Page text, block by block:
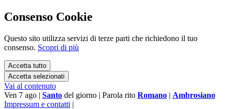
Consenso Cookie
Questo sito utilizza servizi di terze parti che richiedono il tuo
consenso. Scopri di più
Accetta tutto
Accetta selezionati
Vai al contenuto
Ven 7 ago | Santo del giorno | Parola rito Romano | Ambrosiano
Impressum e contatti |